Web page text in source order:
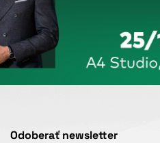
Odoberať newsletter